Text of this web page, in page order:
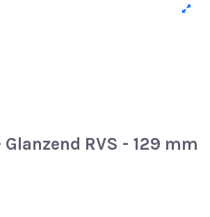
RVS - 129 mm